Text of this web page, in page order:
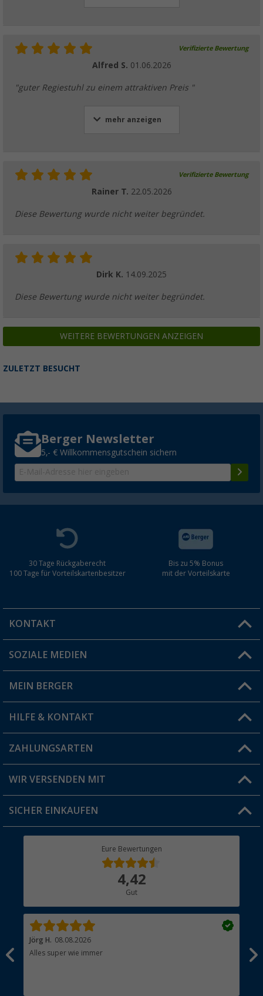
Verifizierte Bewertung
Alfred S. 01.06.2026
"guter Regiestuhl zu einem attraktiven Preis "
mehr anzeigen
Verifizierte Bewertung
Rainer T. 22.05.2026
Diese Bewertung wurde nicht weiter begründet.
Dirk K. 14.09.2025
Diese Bewertung wurde nicht weiter begründet.
WEITERE BEWERTUNGEN ANZEIGEN
ZULETZT BESUCHT
Berger Newsletter
5,- € Willkommensgutschein sichern
30 Tage Rückgaberecht
100 Tage für Vorteilskartenbesitzer
Bis zu 5% Bonus
mit der Vorteilskarte
KONTAKT
Du hast eine Frage?
Filiale finden
SOZIALE MEDIEN
MEIN BERGER
Vorteilskarte
Blog
Jobs & Karriere
HILFE & KONTAKT
FAQ & Kontakt
Versandinformationen
Rücksendung
ZAHLUNGSARTEN
WIR VERSENDEN MIT
SICHER EINKAUFEN
Eure Bewertungen
4,42
Gut
Jörg H. 08.08.2026
Alles super wie immer